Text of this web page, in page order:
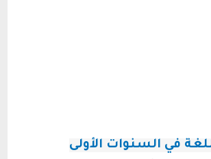
في السنوات الأولى